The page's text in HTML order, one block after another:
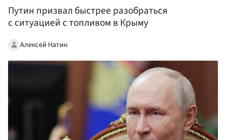
Путин призвал быстрее разобраться
с ситуацией с топливом в Крыму
Алексей Натин